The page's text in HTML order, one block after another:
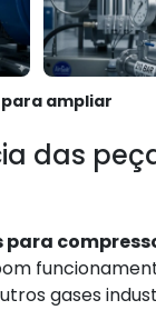
ampliar
das
gases